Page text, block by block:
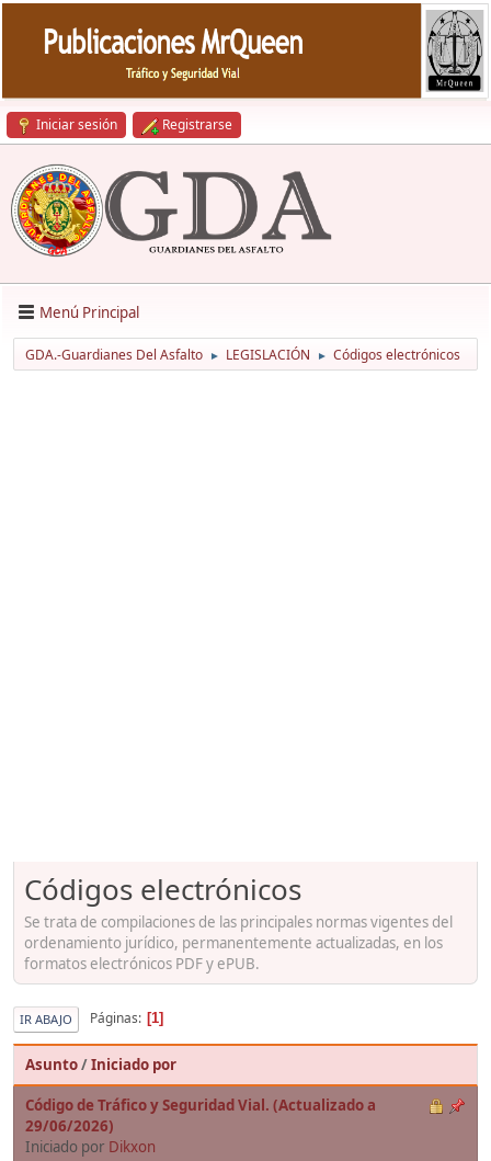
Iniciar sesión Registrarse
Menú Principal
GDA.-Guardianes Del Asfalto ► LEGISLACIÓN ► Códigos electrónicos
Códigos electrónicos
Se trata de compilaciones de las principales normas vigentes del
ordenamiento jurídico, permanentemente actualizadas, en los
formatos electrónicos PDF y ePUB.
IR ABAJO Páginas 1
Asunto/Iniciado por
Código de Tráfico y Seguridad Vial. (Actualizado a
29/06/2026)
Iniciado por Dikxon